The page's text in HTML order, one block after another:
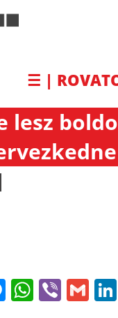
☰ |
lesz
Viber